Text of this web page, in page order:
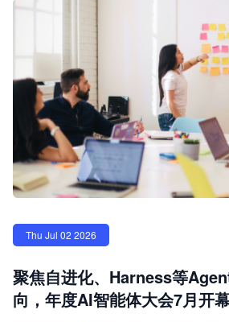
Thu Jul 02 2026
聚焦自进化、Harness等
向，年度AI智能体大会7月开